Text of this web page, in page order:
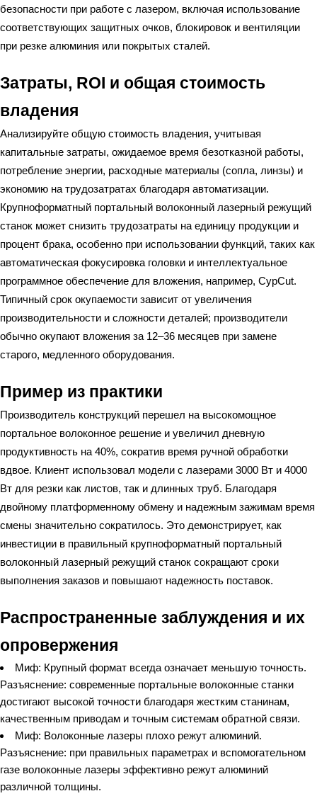
безопасности при работе с лазером, включая использование
соответствующих защитных очков, блокировок и вентиляции
при резке алюминия или покрытых сталей.
Затраты, ROI и общая стоимость
владения
Анализируйте общую стоимость владения, учитывая
капитальные затраты, ожидаемое время безотказной работы,
потребление энергии, расходные материалы (сопла, линзы) и
экономию на трудозатратах благодаря автоматизации.
Крупноформатный портальный волоконный лазерный режущий
станок может снизить трудозатраты на единицу продукции и
процент брака, особенно при использовании функций, таких как
автоматическая фокусировка головки и интеллектуальное
программное обеспечение для вложения, например, CypCut.
Типичный срок окупаемости зависит от увеличения
производительности и сложности деталей; производители
обычно окупают вложения за 12–36 месяцев при замене
старого, медленного оборудования.
Пример из практики
Производитель конструкций перешел на высокомощное
портальное волоконное решение и увеличил дневную
продуктивность на 40%, сократив время ручной обработки
вдвое. Клиент использовал модели с лазерами 3000 Вт и 4000
Вт для резки как листов, так и длинных труб. Благодаря
двойному платформенному обмену и надежным зажимам время
смены значительно сократилось. Это демонстрирует, как
инвестиции в правильный крупноформатный портальный
волоконный лазерный режущий станок сокращают сроки
выполнения заказов и повышают надежность поставок.
Распространенные заблуждения и их
опровержения
Миф: Крупный формат всегда означает меньшую точность.
Разъяснение: современные портальные волоконные станки
достигают высокой точности благодаря жестким станинам,
качественным приводам и точным системам обратной связи.
Миф: Волоконные лазеры плохо режут алюминий.
Разъяснение: при правильных параметрах и вспомогательном
газе волоконные лазеры эффективно режут алюминий
различной толщины.